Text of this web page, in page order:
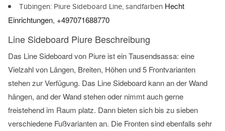
Tübingen: Piure Sideboard Line, sandfarben Hecht
Einrichtungen, +497071688770
Line Sideboard Piure Beschreibung
Das Line Sideboard von Piure ist ein Tausendsassa: eine
Vielzahl von Längen, Breiten, Höhen und 5 Frontvarianten
stehen zur Verfügung. Das Line Sideboard kann an der Wand
hängen, and der Wand stehen oder nimmt auch gerne
freistehend im Raum platz. Dann bieten sich bis zu sieben
verschiedene Fußvarianten an. Die Fronten sind ebenfalls sehr